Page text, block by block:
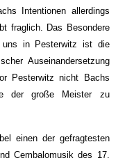
Intentionen allerdings
fraglich. Das Besondere
uns in Pesterwitz ist die
Auseinandersetzung
Pesterwitz nicht Bachs
der große Meister zu
einen der gefragtesten
Cembalomusik des 17.